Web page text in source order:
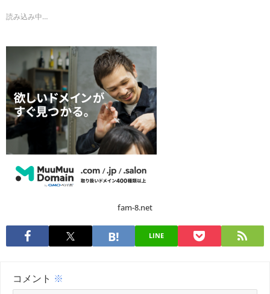
読み込み中…
fam-8.net
LINE
コメント ※